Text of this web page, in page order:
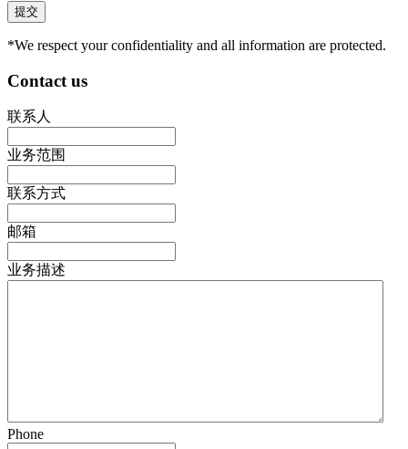
*We respect your confidentiality and all information are protected.
Contact us
联系人
业务范围
联系方式
邮箱
业务描述
Phone